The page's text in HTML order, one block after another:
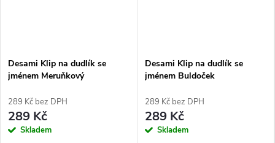
Desami Klip na dudlík se
jménem Meruňkový
289 Kč bez DPH
289 Kč
Skladem
Desami Klip na dudlík se
jménem Buldoček
289 Kč bez DPH
289 Kč
Skladem